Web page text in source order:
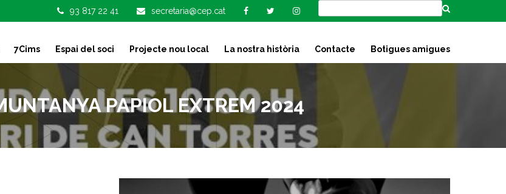
93 817 22 41 secretaria@cep.cat
7Cims Espai del soci Projecte nou local La nostra història Contacte Botigues amigues
PAPIOL EXTREM 2024